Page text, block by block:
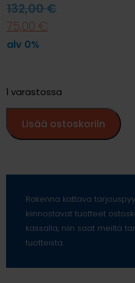
132,00€
75,00 €
alv 0%
1 varastossa
Lisää ostoskoriin
Rakenna kattava
kiinnostavat tuotteet
kassalla, niin saat meiltä
tuotteista.